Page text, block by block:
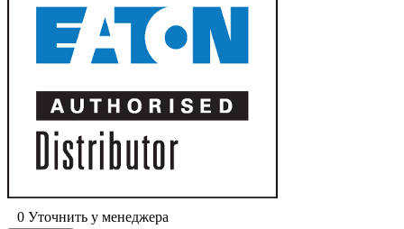
0 Уточнить у менеджера